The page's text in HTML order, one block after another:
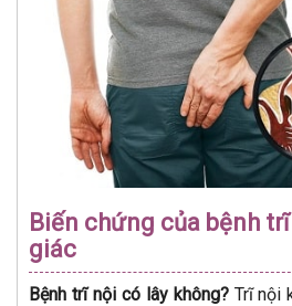
Biến chứng của bệnh
giác
Bệnh trĩ nội có lây không? Trĩ nội